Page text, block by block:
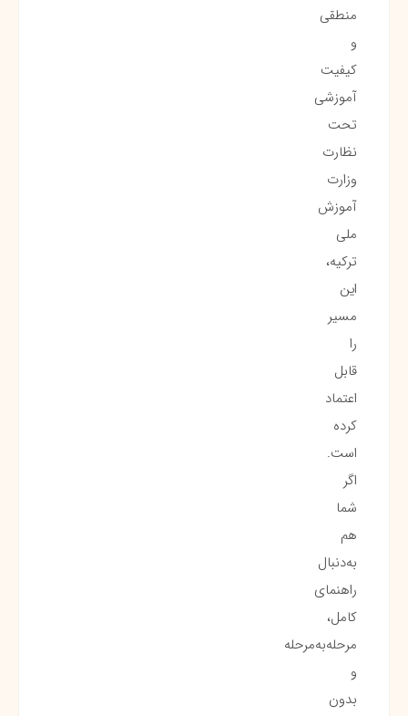
منطقی
و
کیفیت
آموزشی
تحت
نظارت
وزارت
آموزش
ملی
ترکیه،
این
مسیر
را
قابل
اعتماد
کرده
است.
اگر
شما
هم
به‌دنبال
راهنمای
کامل،
مرحله‌به‌مرحله
و
بدون